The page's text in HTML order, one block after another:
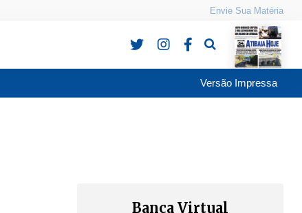
Envie Sua Matéria
Pesquisa
Versão Impressa
Banca Virtual